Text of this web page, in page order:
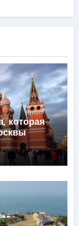
которая